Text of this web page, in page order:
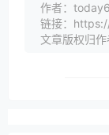
Ava.Hosting
作者：
链接：
文章版权归作